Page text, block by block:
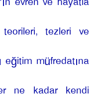
teorileri, tezleri ve
müfredatına
ne kadar kendi